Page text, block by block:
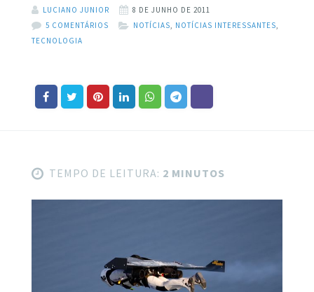
LUCIANO JUNIOR
8 DE JUNHO DE 2011
5 COMENTÁRIOS
NOTÍCIAS NOTÍCIAS INTERESSANTES
TECNOLOGIA
TEMPO DE LEITURA: 2 MINUTOS